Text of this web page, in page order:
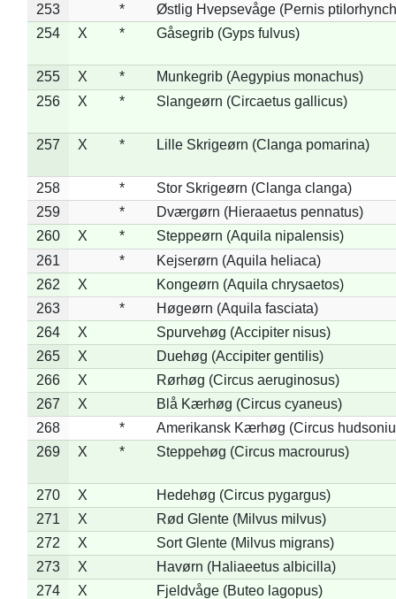
253
*
Østlig Hvepsevåge (Pernis
254
X * Gåsegrib (Gyps fulvus)
255 X *
Munkegrib (Aegypius monachus)
256
X * Slangeørn (Circaetus gallicus)
257 X * Lille Skrigeørn (Clanga pomarina)
258 *
Stor Skrigeørn (Clanga clanga)
259
*
Dværgørn (Hieraaetus pennatus)
260
X *
Steppeørn (Aquila nipalensis)
261
*
Kejserørn (Aquila heliaca)
262
X
Kongeørn (Aquila chrysaetos)
263
*
Høgeørn (Aquila fasciata)
264
X
Spurvehøg (Accipiter nisus)
265
X
Duehøg (Accipiter gentilis)
266
X
Rørhøg (Circus aeruginosus)
267
X
Blå Kærhøg (Circus cyaneus)
268
*
Amerikansk Kærhøg (Circus
269
X * Steppehøg (Circus macrourus)
270 X
Hedehøg (Circus pygargus)
271
X
Rød Glente (Milvus milvus)
272
X
Sort Glente (Milvus migrans)
273
X
Havørn (Haliaeetus albicilla)
274
X
Fjeldvåge (Buteo lagopus)